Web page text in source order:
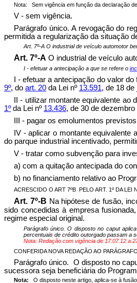
Nota:
Sem vigência em função da declaração
V - sem vigência.
Parágrafo único. A revogação do
permitida a regularização da situação
Art. 7º-A O industrial de veículo automotor
Art. 7º-A O industrial de veículo
I - efetuar a antecipação a que se refere o
I - efetuar a antecipação do valor
9º, do art. 20 da Lei nº 13.591, de 18 de
II - utilizar montante equivalente ao
1ºda Lei nº 13.436, de 30 de
III - pagar os emolumentos
IV - aplicar o montante
do parque industrial incentivado,
V - tratar como subvenção para
a) com a quitação antecipada do
b) no financiamento relativo ao
ACRESCIDO O ART 7ºB PELO ART. 1º DA LEI
Art. 7º-B Na hipótese de fusão,
sido concedidas à empresa
regime especial original.
Parágrafo único. O disposto no caput
percentuais de crédito outorgado passam a
Nota: Redação com vigência de 17.07.12 a
CONFERIDA NOVA REDAÇÃO AO
Parágrafo único. O disposto no
sucessora seja beneficiária do
Nota: O disposto neste artigo, aplica-se à